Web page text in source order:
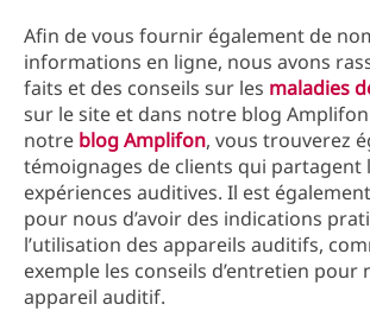
Afin de vous fournir également de
informations en ligne, nous avons
faits et des conseils sur les maladies
sur le site et dans notre blog
notre blog Amplifon, vous trouverez
témoignages de clients qui partagent
expériences auditives. Il est
pour nous d’avoir des indications
l’utilisation des appareils auditifs,
exemple les conseils d’entretien
appareil auditif.